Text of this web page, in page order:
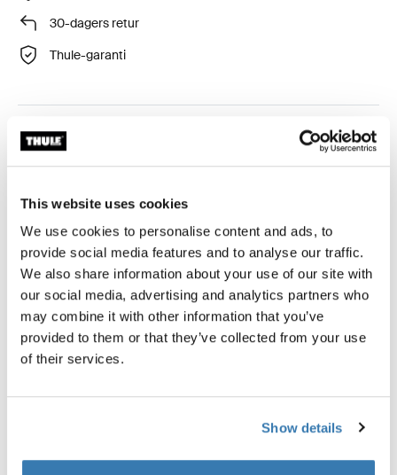
This website uses cookies
We use cookies to personalise content and ads, to
provide social media features and to analyse our traffic.
We also share information about your use of our site with
our social media, advertising and analytics partners who
may combine it with other information that you’ve
provided to them or that they’ve collected from your use
of their services.
Show details
30-dagers retur
Thule-garanti
Tilbehør til Thule Pack 'n Pedal Tour Rack som gjør det
mulig å bruke nær sagt alle typer sidevesker og bidrar
Toggle features
Alle funksjoner
Toggle techspec
Tekniske spesifikasjoner
Toggle guides and instructions
Instruksjoner